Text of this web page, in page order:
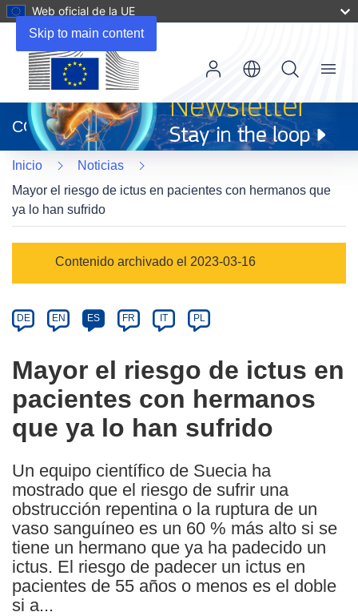
Skip to main content
Web oficial de la UE
abrirá
en
una
nueva
ventana)
CORDIS
Menu
Inicio
Noticias
Mayor el riesgo de ictus en pacientes con hermanos que
ya lo han sufrido
Category
Contenido archivado el 2023-03-16
Article
available
the
following
languages:
DE EN ES FR IT PL
Mayor el riesgo de ictus en
pacientes con hermanos
que ya lo han sufrido
Un equipo científico de Suecia ha
mostrado que el riesgo de sufrir una
obstrucción repentina o la ruptura de un
vaso sanguíneo es un 60 % más alto si se
tiene un hermano que ya ha padecido un
ictus. El riesgo de padecer un ictus en
pacientes de 55 años o menos es el doble
si a...